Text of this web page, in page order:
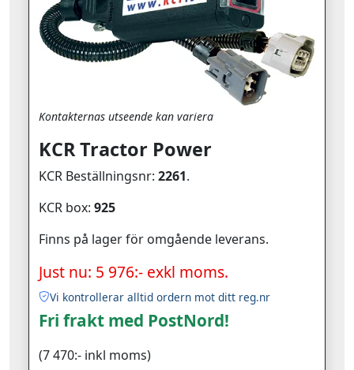
Kontakternas utseende kan variera
KCR Tractor Power
KCR Beställningsnr: 2261.
KCR box: 925
Finns på lager för omgående leverans.
Just nu: 5 976:- exkl moms.
Vi kontrollerar alltid ordern mot ditt reg.nr
Fri frakt med PostNord!
(7 470:- inkl moms)